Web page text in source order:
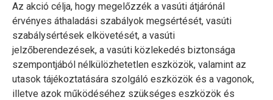
Az akció célja, hogy megelőzzék a vasúti átjárónál
érvényes áthaladási szabályok megsértését, vasúti
szabálysértések elkövetését, a vasúti
jelzőberendezések, a vasúti közlekedés biztonsága
szempontjából nélkülözhetetlen eszközök, valamint az
utasok tájékoztatására szolgáló eszközök és a vagonok,
illetve azok működéséhez szükséges eszközök és